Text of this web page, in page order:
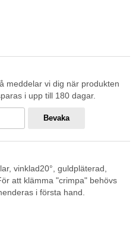
meddelar vi dig när produkten
i upp till 180 dagar.
Bevaka
vinklad20°, guldpläterad,
att klämma "crimpa" behövs
i första hand.